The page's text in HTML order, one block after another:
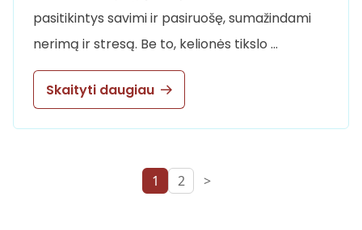
pasitikintys savimi ir pasiruošę, sumažindami
nerimą ir stresą. Be to, kelionės tikslo …
Skaityti daugiau
1 2 >